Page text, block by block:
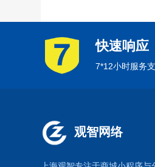
快速响应
7*12小时服务
观智网络